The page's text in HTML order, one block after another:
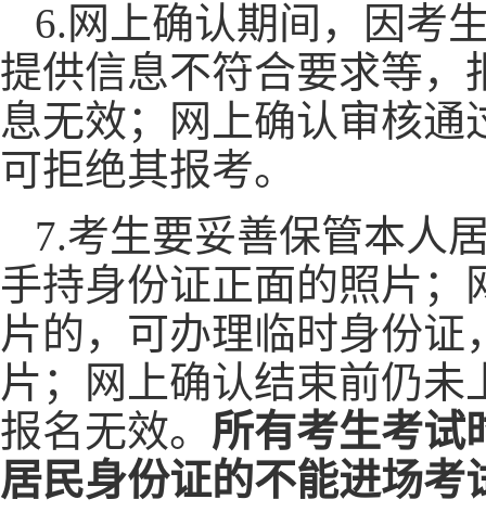
6.网上确认期间，因考
提供信息不符合要求等，
息无效；网上确认审核
可拒绝其报考。
7.考生要妥善保管本人
手持身份证正面的照片
片的，可办理临时身份
片；网上确认结束前仍
报名无效。 所有考生考试
居民身份证的不能进场考